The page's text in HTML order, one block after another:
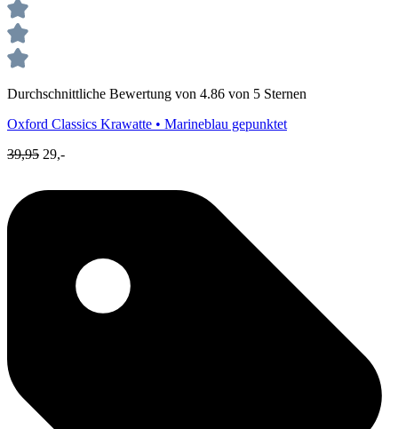
Durchschnittliche Bewertung von 4.86 von 5 Sternen
Oxford Classics Krawatte • Marineblau gepunktet
39,95 29,-